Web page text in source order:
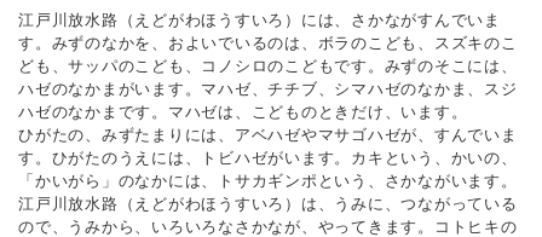
江戸川放水路（えどがわほうすいろ）には、さかながすんでいま
す。みずのなかを、およいでいるのは、ボラのこども、スズキのこ
ども、サッパのこども、コノシロのこどもです。みずのそこには、
ハゼのなかまがいます。マハゼ、チチブ、シマハゼのなかま、スジ
ハゼのなかまです。マハゼは、こどものときだけ、います。
ひがたの、みずたまりには、アベハゼやマサゴハゼが、すんでいま
す。ひがたのうえには、トビハゼがいます。カキという、かいの、
「かいがら」のなかには、トサカギンポという、さかながいます。
江戸川放水路（えどがわほうすいろ）は、うみに、つながっている
ので、うみから、いろいろなさかなが、やってきます。コトヒキの